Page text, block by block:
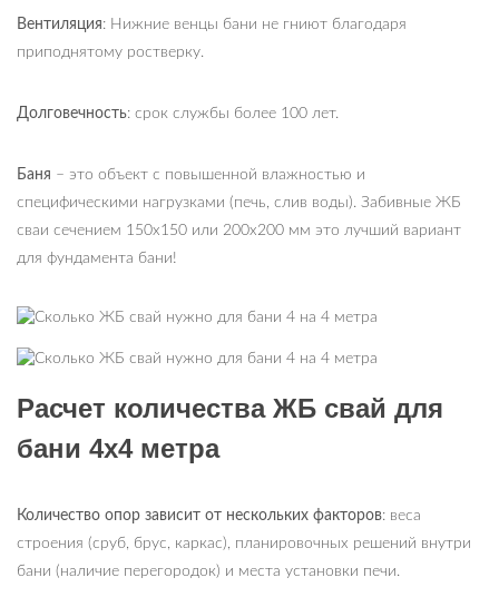
Вентиляция: Нижние венцы бани не гниют благодаря
приподнятому ростверку.
Долговечность: срок службы более 100 лет.
Баня – это объект с повышенной влажностью и
специфическими нагрузками (печь, слив воды). Забивные ЖБ
сваи сечением 150х150 или 200х200 мм это лучший вариант
для фундамента бани!
Расчет количества ЖБ свай для
бани 4х4 метра
Количество опор зависит от нескольких факторов: веса
строения (сруб, брус, каркас), планировочных решений внутри
бани (наличие перегородок) и места установки печи.